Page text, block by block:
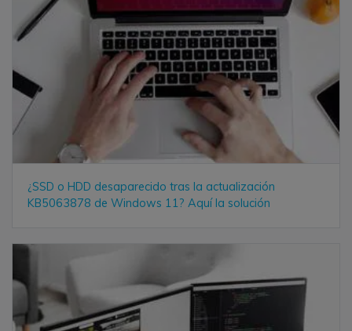
¿SSD o HDD desaparecido tras la actualización
KB5063878 de Windows 11? Aquí la solución